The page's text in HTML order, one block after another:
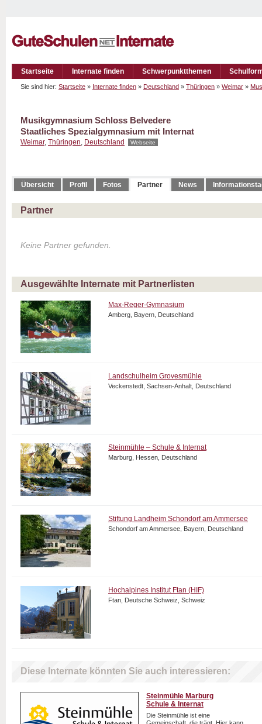
Startseite Internate finden Schwerpunktthemen
Sie sind hier: Startseite » Internate finden » Deutschland » Thüringen » Weimar »
Musikgymnasium Schloss Belvedere
Staatliches Spezialgymnasium mit Internat
Weimar, Thüringen, Deutschland Webseite
Übersicht Profil Fotos Partner News
Partner
Keine Partner gefunden.
Ausgewählte Internate mit Partnerlisten
Max-Reger-Gymnasium
Amberg, Bayern, Deutschland
Landschulheim Grovesmühle
Veckenstedt, Sachsen-Anhalt, Deutschland
Steinmühle – Schule & Internat
Marburg, Hessen, Deutschland
Stiftung Landheim Schondorf am Ammersee
Schondorf am Ammersee, Bayern, Deutschland
Hochalpines Institut Ftan (HIF)
Ftan, Deutsche Schweiz, Schweiz
Diese Internate könnten Sie auch interessieren:
Steinmühle Marburg
Schule & Internat
Die Steinmühle ist eine